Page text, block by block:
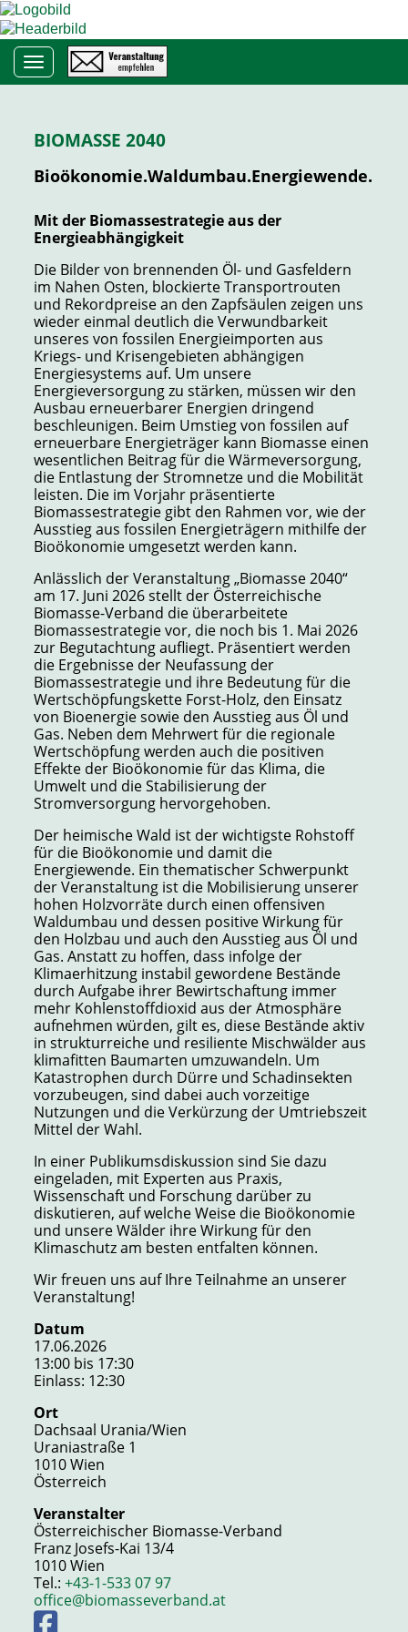
Toggle navigation
BIOMASSE 2040
Bioökonomie.Waldumbau.Energiewende.
Mit der Biomassestrategie aus der
Energieabhängigkeit
Die Bilder von brennenden Öl- und Gasfeldern
im Nahen Osten, blockierte Transportrouten
und Rekordpreise an den Zapfsäulen zeigen uns
wieder einmal deutlich die Verwundbarkeit
unseres von fossilen Energieimporten aus
Kriegs- und Krisengebieten abhängigen
Energiesystems auf. Um unsere
Energieversorgung zu stärken, müssen wir den
Ausbau erneuerbarer Energien dringend
beschleunigen. Beim Umstieg von fossilen auf
erneuerbare Energieträger kann Biomasse einen
wesentlichen Beitrag für die Wärmeversorgung,
die Entlastung der Stromnetze und die Mobilität
leisten. Die im Vorjahr präsentierte
Biomassestrategie gibt den Rahmen vor, wie der
Ausstieg aus fossilen Energieträgern mithilfe der
Bioökonomie umgesetzt werden kann.
Anlässlich der Veranstaltung „Biomasse 2040“
am 17. Juni 2026 stellt der Österreichische
Biomasse-Verband die überarbeitete
Biomassestrategie vor, die noch bis 1. Mai 2026
zur Begutachtung aufliegt. Präsentiert werden
die Ergebnisse der Neufassung der
Biomassestrategie und ihre Bedeutung für die
Wertschöpfungskette Forst-Holz, den Einsatz
von Bioenergie sowie den Ausstieg aus Öl und
Gas. Neben dem Mehrwert für die regionale
Wertschöpfung werden auch die positiven
Effekte der Bioökonomie für das Klima, die
Umwelt und die Stabilisierung der
Stromversorgung hervorgehoben.
Der heimische Wald ist der wichtigste Rohstoff
für die Bioökonomie und damit die
Energiewende. Ein thematischer Schwerpunkt
der Veranstaltung ist die Mobilisierung unserer
hohen Holzvorräte durch einen offensiven
Waldumbau und dessen positive Wirkung für
den Holzbau und auch den Ausstieg aus Öl und
Gas. Anstatt zu hoffen, dass infolge der
Klimaerhitzung instabil gewordene Bestände
durch Aufgabe ihrer Bewirtschaftung immer
mehr Kohlenstoffdioxid aus der Atmosphäre
aufnehmen würden, gilt es, diese Bestände aktiv
in strukturreiche und resiliente Mischwälder aus
klimafitten Baumarten umzuwandeln. Um
Katastrophen durch Dürre und Schadinsekten
vorzubeugen, sind dabei auch vorzeitige
Nutzungen und die Verkürzung der Umtriebszeit
Mittel der Wahl.
In einer Publikumsdiskussion sind Sie dazu
eingeladen, mit Experten aus Praxis,
Wissenschaft und Forschung darüber zu
diskutieren, auf welche Weise die Bioökonomie
und unsere Wälder ihre Wirkung für den
Klimaschutz am besten entfalten können.
Wir freuen uns auf Ihre Teilnahme an unserer
Veranstaltung!
Datum
17.06.2026
13:00 bis 17:30
Einlass: 12:30
Ort
Dachsaal Urania/Wien
Uraniastraße 1
1010 Wien
Österreich
Veranstalter
Österreichischer Biomasse-Verband
Franz Josefs-Kai 13/4
1010 Wien
Tel.: +43-1-533 07 97
office@biomasseverband.at